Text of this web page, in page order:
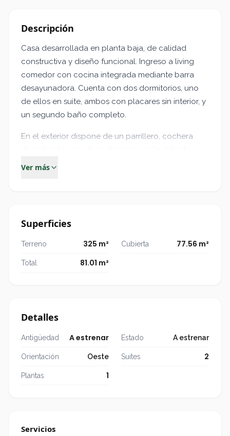
Descripción
Casa desarrollada en planta baja, de calidad
constructiva y diseño funcional. Ingreso a living
comedor con cocina integrada mediante barra
desayunadora. Cuenta con dos dormitorios, uno
de ellos en suite, ambos con placares sin interior, y
un segundo baño completo.
En el exterior dispone de un parrillero, cochera
trasero, además de un patio interno que aporta
de construir en planta alta, adaptándose a futuras
Cuenta con luz, gas natural y agua mediante
Consultanos para más información o coordinar
Ver más
Superficies
Terreno 325 m² Cubierta 77.56 m²
Total 81.01 m²
Detalles
Antigüedad A estrenar Estado A estrenar
Orientación Oeste Suites 2
Plantas 1
Servicios